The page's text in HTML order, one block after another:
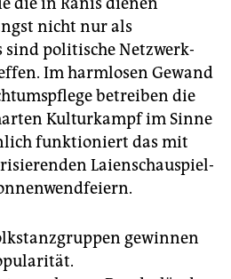
nicht nur als
sind politische Netzwerk-
Im harmlosen Gewand
betreiben die
Kulturkampf im Sinne
funktioniert das mit
Laienschauspiel-
gewinnen